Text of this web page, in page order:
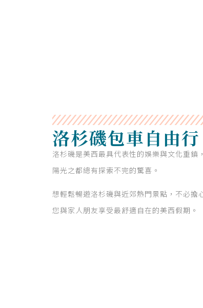
洛杉磯包車自由
洛杉磯是美西最具代表性的娛樂與文化重
陽光之都總有探索不完的驚喜。
想輕鬆暢遊洛杉磯與近郊熱門景點，不必
您與家人朋友享受最舒適自在的美西假期。